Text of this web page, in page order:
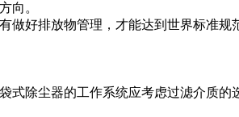
向。
做好排放物管理，才能达到世界标准规
除尘器的工作系统应考虑过滤介质的